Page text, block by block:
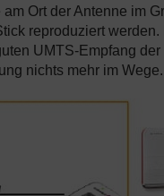
Ort der Antenne im
reproduziert werden.
UMTS-Empfang der
nichts mehr im Wege.